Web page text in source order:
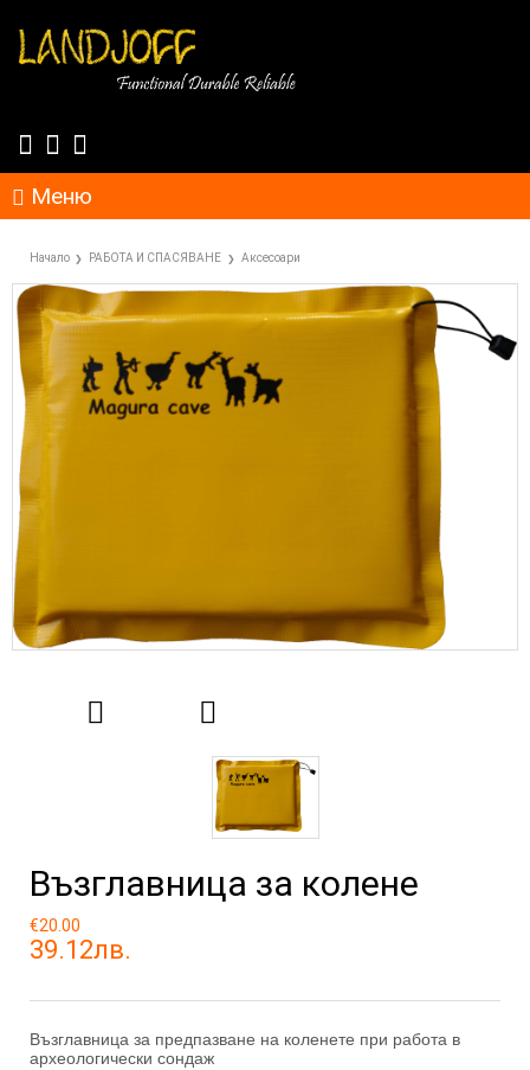
Меню
Начало РАБОТА И СПАСЯВАНЕ Аксесоари
Възглавница за колене
€20.00
39.12лв.
Възглавница за предпазване на коленете при работа в
археологически сондаж